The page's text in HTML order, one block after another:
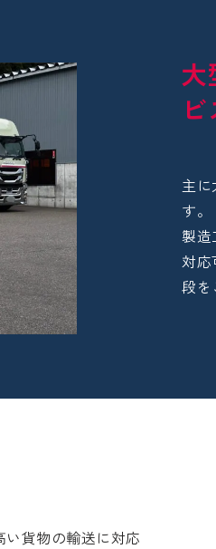
大
ビ
主
す。
製造
対応
段を
貨物の輸送に対応